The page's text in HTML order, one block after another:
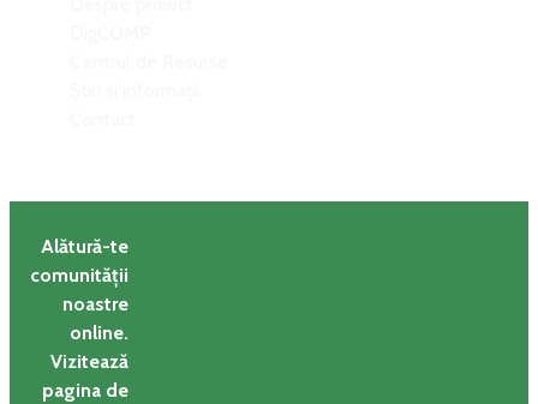
Alătură-te
comunității
noastre
online.
Vizitează
pagina de